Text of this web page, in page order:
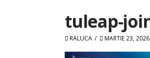
tuleap-
RALUCA MARTIE 23, 2026